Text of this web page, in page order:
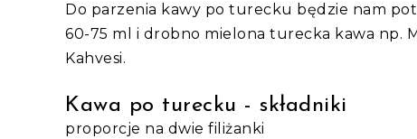
Do parzenia kawy po turecku będzie nam
60-75 ml i drobno mielona turecka kawa
Kahvesi.
Kawa po turecku - składniki
proporcje na dwie filiżanki